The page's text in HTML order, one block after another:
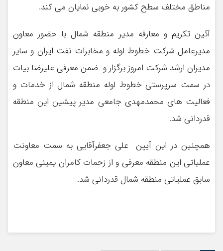
مناطق مختلف سطح کشور به خوبی نمایان می کند.
آئین تکریم و معارفه مدیر منطقه شمال با حضور معاون
مدیرعامل شرکت خطوط لوله و مخابرات نفت ایران و سایر
مدیران ارشد شرکت امروز برگزار و ضمن معرفی علیرضا بیات
در سمت سرپرستی خطوط لوله منطقه شمال از خدمات و
فعالیت های محمدمهدی جامعی مدیر پیشین این منطقه
قدردانی شد.
همچنین در این آیین علی جعفرآقایی به سمت معاونت
عملیاتی این منطقه معرفی و از زحمات کامران یمینی معاون
سابق عملیاتی منطقه شمال قدردانی شد.